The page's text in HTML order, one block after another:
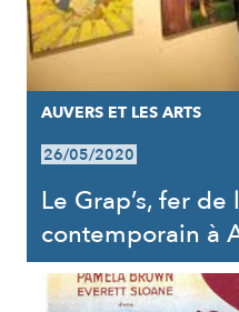
AUVERS ET LES ARTS
26/05/2020
Le Grap’s, fer de
contemporain à